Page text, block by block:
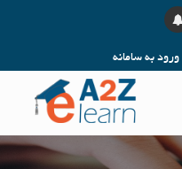
ورود به سامانه